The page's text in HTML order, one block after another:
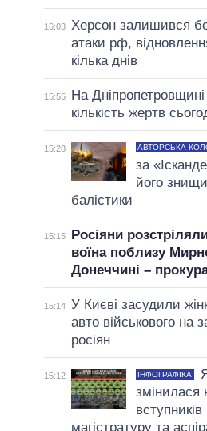
16:03 Херсон залишився
атаки рф,
кілька днів
15:55
На
кількість жертв
15:28 АВТОРСЬКА
за
його
балістики
15:15
Росіяни
воїна поблизу
Донеччині –
15:14 У Києві засудили
авто військового на
росіян
15:12 ІНФОГРАФІКА
змінилася
магістратуру та